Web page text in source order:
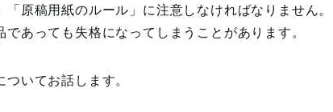
原稿用紙のルール」に注意しなければなりません。
あっても失格になってしまうことがあります。
いてお話します。